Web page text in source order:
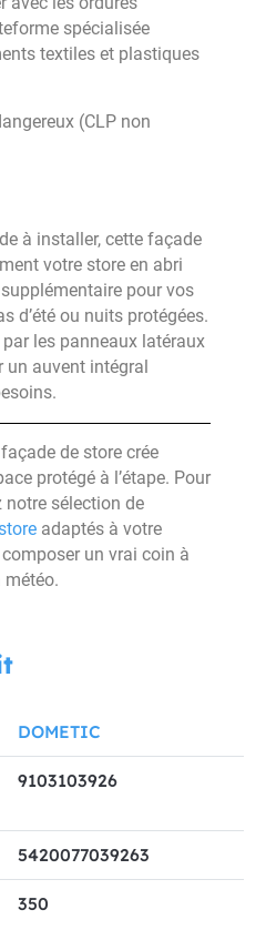
spécialisée
textiles et plastiques
(CLP non
à installer, cette façade
votre store en abri
pour vos
d’été ou nuits protégées.
les panneaux latéraux
auvent intégral
de store crée
protégé à l’étape. Pour
notre sélection de
adaptés à votre
un vrai coin à
météo.
DOMETIC
9103103926
5420077039263
350